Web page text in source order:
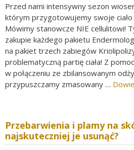
Przed nami intensywny sezon
którym przygotowujemy swoje ciało
Mówimy stanowcze NIE cellulitowi!
zakupie każdego pakietu
na pakiet trzech zabiegów
problematyczną partię ciała! Z
w połączeniu ze zbilansowanym
przypuszczamy zmasowany …
Przebarwienia i plamy na
najskuteczniej je usunąć?